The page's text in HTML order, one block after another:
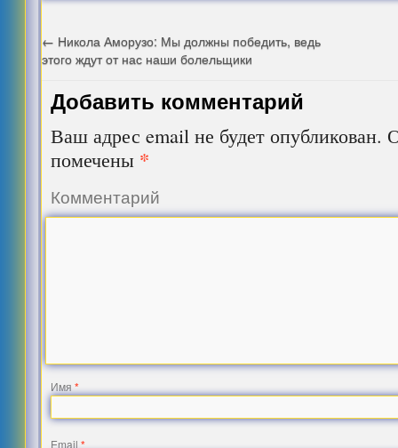
← Никола Аморузо: Мы должны победить, ведь
этого ждут от нас наши болельщики
Добавить комментарий
Ваш адрес email не будет опубликован.
помечены *
Комментарий
Имя*
Email*